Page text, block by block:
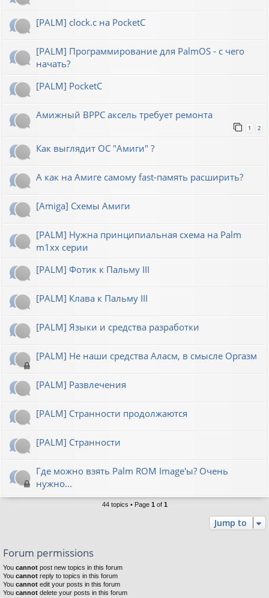
[PALM] clock.c на PocketC
[PALM] Программирование для PalmOS - с чего
начать?
[PALM] PocketC
Амижный BPPC аксель требует ремонта
1 2
Как выглядит ОС "Амиги" ?
А как на Амиге самому fast-память расширить?
[Amiga] Схемы Амиги
[PALM] Нужна принципиальная схема на Palm
m1xx серии
[PALM] Фотик к Пальму III
[PALM] Клава к Пальму III
[PALM] Языки и средства разработки
[PALM] Не наши средства Аласм, в смысле Оргазм
[PALM] Развлечения
[PALM] Странности продолжаются
[PALM] Странности
Где можно взять Palm ROM Image'ы? Очень
нужно...
44 topics • Page 1 of 1
Jump to
Forum permissions
You cannot post new topics in this forum
You cannot reply to topics in this forum
You cannot edit your posts in this forum
You cannot delete your posts in this forum